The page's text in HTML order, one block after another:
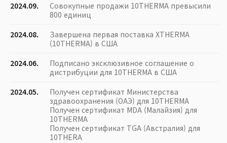
2024.09.
Совокупные продажи 10THERMA превысили
800 единиц
2024.08.
Завершена первая поставка XTHERMA
(10THERMA) в США
2024.06.
Подписано эксклюзивное соглашение о
дистрибуции для 10THERMA в США
2024.05.
Получен сертификат Министерства
здравоохранения (ОАЭ) для 10THERMA
Получен сертификат MDA (Малайзия) для
10THERMA
Получен сертификат TGA (Австралия) для
10THERA